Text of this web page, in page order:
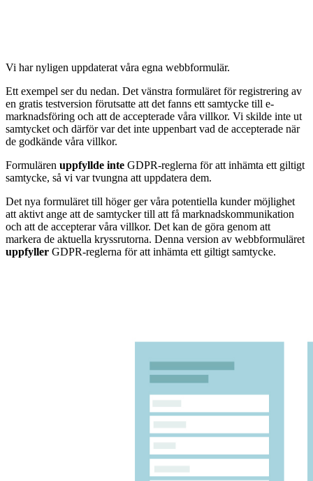
Vi har nyligen uppdaterat våra egna webbformulär.
Ett exempel ser du nedan. Det vänstra formuläret för registrering av
en gratis testversion förutsatte att det fanns ett samtycke till e-
marknadsföring och att de accepterade våra villkor. Vi skilde inte ut
samtycket och därför var det inte uppenbart vad de accepterade när
de godkände våra villkor.
Formulären uppfyllde inte GDPR-reglerna för att inhämta ett giltigt
samtycke, så vi var tvungna att uppdatera dem.
Det nya formuläret till höger ger våra potentiella kunder möjlighet
att aktivt ange att de samtycker till att få marknadskommunikation
och att de accepterar våra villkor. Det kan de göra genom att
markera de aktuella kryssrutorna. Denna version av webbformuläret
uppfyller GDPR-reglerna för att inhämta ett giltigt samtycke.